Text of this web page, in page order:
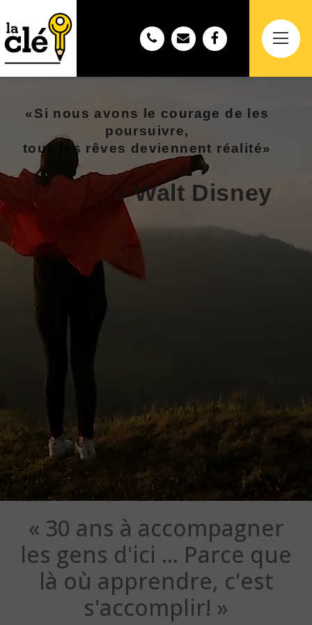
« Si nous avons le courage de les
poursuivre,
tous les rêves deviennent réalité»
- Walt Disney
« 30 ans à accompagner
les gens d'ici ... Parce que
là où apprendre, c'est
s'accomplir! »